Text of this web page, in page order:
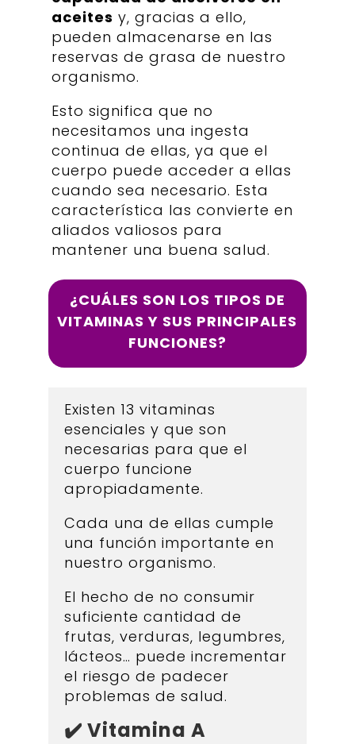
aceites y, gracias a ello,
pueden almacenarse en las
reservas de grasa de nuestro
organismo.
Esto significa que no
necesitamos una ingesta
continua de ellas, ya que el
cuerpo puede acceder a ellas
cuando sea necesario. Esta
característica las convierte en
aliados valiosos para
mantener una buena salud.
¿CUÁLES SON LOS TIPOS DE
VITAMINAS Y SUS PRINCIPALES
FUNCIONES?
Existen 13 vitaminas
esenciales y que son
necesarias para que el
cuerpo funcione
apropiadamente.
Cada una de ellas cumple
una función importante en
nuestro organismo.
El hecho de no consumir
suficiente cantidad de
frutas, verduras, legumbres,
lácteos… puede incrementar
el riesgo de padecer
problemas de salud.
✔️ Vitamina A